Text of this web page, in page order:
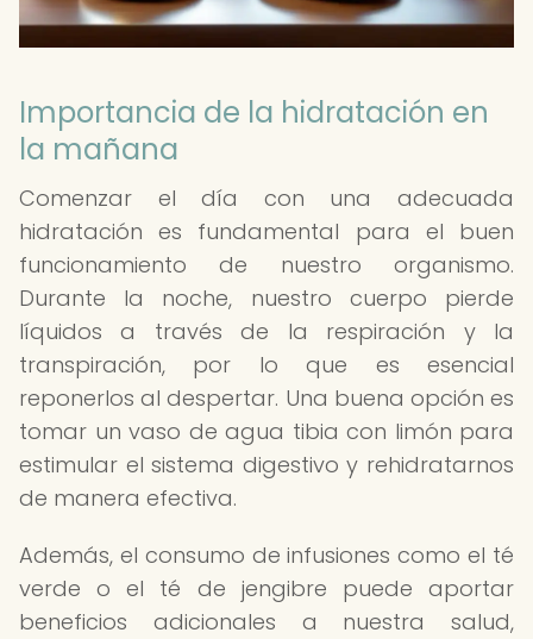
Importancia de la hidratación en
la mañana
Comenzar el día con una adecuada
hidratación es fundamental para el buen
funcionamiento de nuestro organismo.
Durante la noche, nuestro cuerpo pierde
líquidos a través de la respiración y la
transpiración, por lo que es esencial
reponerlos al despertar. Una buena opción es
tomar un vaso de agua tibia con limón para
estimular el sistema digestivo y rehidratarnos
de manera efectiva.
Además, el consumo de infusiones como el té
verde o el té de jengibre puede aportar
beneficios adicionales a nuestra salud,